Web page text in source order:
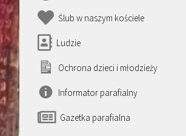
Ślub w naszym kościele
Ludzie
Ochrona dzieci i młodzieży
Informator parafialny
Gazetka parafialna